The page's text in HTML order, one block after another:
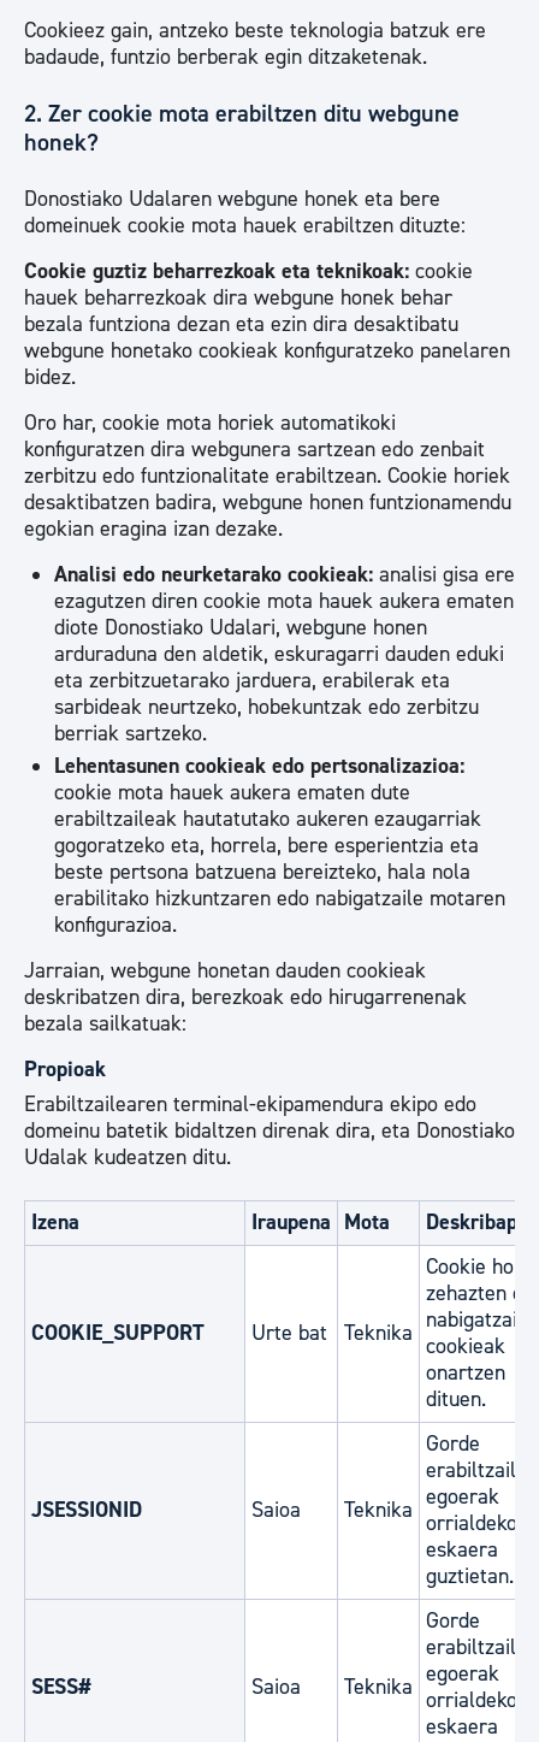
Cookieez gain, antzeko beste teknologia batzuk ere
badaude, funtzio berberak egin ditzaketenak.
2. Zer cookie mota erabiltzen ditu webgune
honek?
Donostiako Udalaren webgune honek eta bere
domeinuek cookie mota hauek erabiltzen dituzte:
Cookie guztiz beharrezkoak eta teknikoak: cookie
hauek beharrezkoak dira webgune honek behar
bezala funtziona dezan eta ezin dira desaktibatu
webgune honetako cookieak konfiguratzeko panelaren
bidez.
Oro har, cookie mota horiek automatikoki
konfiguratzen dira webgunera sartzean edo zenbait
zerbitzu edo funtzionalitate erabiltzean. Cookie horiek
desaktibatzen badira, webgune honen funtzionamendu
egokian eragina izan dezake.
Analisi edo neurketarako cookieak: analisi gisa ere
ezagutzen diren cookie mota hauek aukera ematen
diote Donostiako Udalari, webgune honen
arduraduna den aldetik, eskuragarri dauden eduki
eta zerbitzuetarako jarduera, erabilerak eta
sarbideak neurtzeko, hobekuntzak edo zerbitzu
berriak sartzeko.
Lehentasunen cookieak edo pertsonalizazioa:
cookie mota hauek aukera ematen dute
erabiltzaileak hautatutako aukeren ezaugarriak
gogoratzeko eta, horrela, bere esperientzia eta
beste pertsona batzuena bereizteko, hala nola
erabilitako hizkuntzaren edo nabigatzaile motaren
konfigurazioa.
Jarraian, webgune honetan dauden cookieak
deskribatzen dira, berezkoak edo hirugarrenenak
bezala sailkatuak:
Propioak
Erabiltzailearen terminal-ekipamendura ekipo edo
domeinu batetik bidaltzen direnak dira, eta Donostiako
Udalak kudeatzen ditu.
Izena Iraupena Mota
COOKIE_SUPPORT Urte bat Teknika
Cookie
zehazten du
cookieak
onartzen
dituen.
JSESSIONID Saioa Teknika
Gorde
egoerak
orrialdeko
eskaera
guztietan.
SESS# Saioa Teknika
Gorde
egoerak
orrialdeko
eskaera